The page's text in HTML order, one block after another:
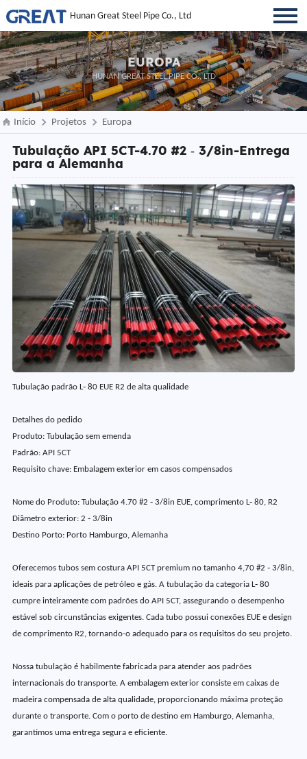
Hunan Great Steel Pipe Co., Ltd
EUROPA
HUNAN GREAT STEEL PIPE CO., LTD
Início Projetos Europa
Tubulação API 5CT-4.70 #2 ‑ 3/8in-Entrega
para a Alemanha
Tubulação padrão L‑ 80 EUE R2 de alta qualidade
Detalhes do pedido
Produto: Tubulação sem emenda
Padrão: API 5CT
Requisito chave: Embalagem exterior em casos compensados
Nome do Produto: Tubulação 4.70 #2 ‑ 3/8in EUE, comprimento L‑ 80, R2
Diâmetro exterior: 2 ‑ 3/8in
Destino Porto: Porto Hamburgo, Alemanha
Oferecemos tubos sem costura API 5CT premium no tamanho 4,70 #2 ‑ 3/8in,
ideais para aplicações de petróleo e gás. A tubulação da categoria L‑ 80
cumpre inteiramente com padrões do API 5CT, assegurando o desempenho
estável sob circunstâncias exigentes. Cada tubo possui conexões EUE e design
de comprimento R2, tornando-o adequado para os requisitos do seu projeto.
Nossa tubulação é habilmente fabricada para atender aos padrões
internacionais do transporte. A embalagem exterior consiste em caixas de
madeira compensada de alta qualidade, proporcionando máxima proteção
durante o transporte. Com o porto de destino em Hamburgo, Alemanha,
garantimos uma entrega segura e eficiente.